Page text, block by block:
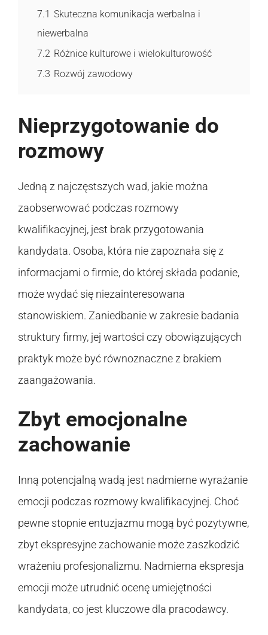
7.1 Skuteczna komunikacja werbalna i
niewerbalna
7.2 Różnice kulturowe i wielokulturowość
7.3 Rozwój zawodowy
Nieprzygotowanie do
rozmowy
Jedną z najczęstszych wad, jakie można
zaobserwować podczas rozmowy
kwalifikacyjnej, jest brak przygotowania
kandydata. Osoba, która nie zapoznała się z
informacjami o firmie, do której składa podanie,
może wydać się niezainteresowana
stanowiskiem. Zaniedbanie w zakresie badania
struktury firmy, jej wartości czy obowiązujących
praktyk może być równoznaczne z brakiem
zaangażowania.
Zbyt emocjonalne
zachowanie
Inną potencjalną wadą jest nadmierne wyrażanie
emocji podczas rozmowy kwalifikacyjnej. Choć
pewne stopnie entuzjazmu mogą być pozytywne,
zbyt ekspresyjne zachowanie może zaszkodzić
wrażeniu profesjonalizmu. Nadmierna ekspresja
emocji może utrudnić ocenę umiejętności
kandydata, co jest kluczowe dla pracodawcy.